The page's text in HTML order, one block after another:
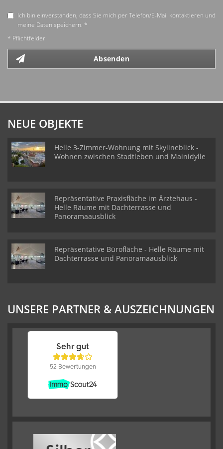
Ich bin einverstanden, dass Sie mich per Telefon/E-Mail kontaktieren und
meine Daten speichern. *
* Pflichtfelder
Absenden
NEUE OBJEKTE
Helle 3-Zimmer-Wohnung mit Skylineblick -
Wohnen zwischen Stadtleben und Mainidylle
Repräsentative Praxisfläche im Ärztehaus -
Helle Räume mit Dachterrasse und
Panoramaausblick
Repräsentative Bürofläche - Helle Räume mit
Dachterrasse und Panoramaausblick
UNSERE PARTNER & AUSZEICHNUNGEN